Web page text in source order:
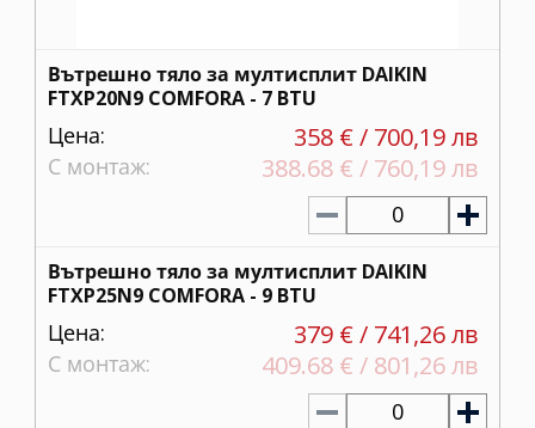
Вътрешно тяло за мултисплит DAIKIN
FTXP20N9 COMFORA - 7 BTU
Цена: 358 € / 700,19 лв
С монтаж: 388.68 € / 760,19 лв
0
Вътрешно тяло за мултисплит DAIKIN
FTXP25N9 COMFORA - 9 BTU
Цена: 379 € / 741,26 лв
С монтаж: 409.68 € / 801,26 лв
0